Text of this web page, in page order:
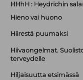
HHhH : Heydrichin
Hieno vai huono
Hiirestä puumaksi
Hiivaongelmat.
terveydelle
Hiljaisuutta etsimässä